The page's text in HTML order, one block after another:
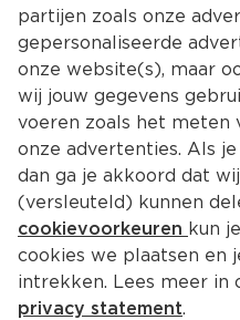
John West
French
partijen zoals onze
gepersonaliseerde
onze website(s), maar
wij jouw gegevens
voeren zoals het meten
onze advertenties. Als
dan ga je akkoord dat
(versleuteld) kunnen
cookievoorkeuren kun
cookies we plaatsen en
intrekken. Lees meer in
privacy statement.